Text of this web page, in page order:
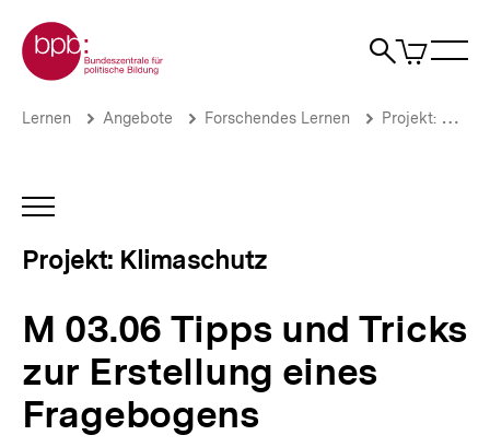
zum
Seiteninhalt
springen
Zur Startseite der bpb
Suche
Artikel
im
Tricks
zur
Erstellung
eines
Umweltbewusstsein
Klimaschutz
bpb.de
Brotkrümelnavigation
Pfadnavigation
Lernen Angebote Forschendes Lernen Projekt: Klimaschutz
INHALTSNAVIGATION
Projekt: Klimaschutz
M 03.06 Tipps und Tricks
zur Erstellung eines
Fragebogens